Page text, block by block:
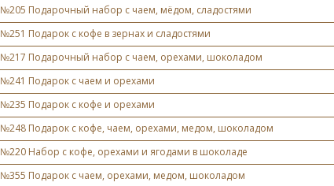
№205 Подарочный набор с чаем, мёдом, сладостями
№251 Подарок с кофе в зернах и сладостями
№217 Подарочный набор с чаем, орехами, шоколадом
№241 Подарок с чаем и орехами
№235 Подарок с кофе и орехами
№248 Подарок с кофе, чаем, орехами, медом, шоколадом
№220 Набор с кофе, орехами и ягодами в шоколаде
№355 Подарок с чаем, орехами, медом, шоколадом